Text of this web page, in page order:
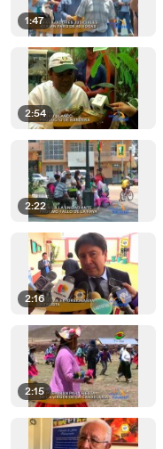
1:47
2:54
2:22
2:16
2:15